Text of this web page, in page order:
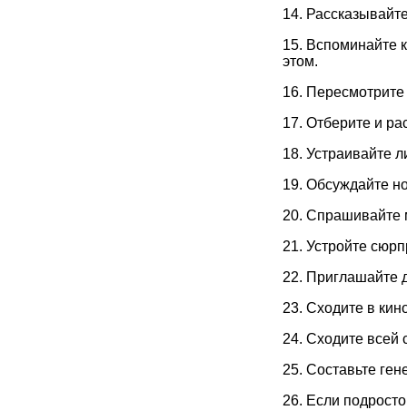
14.
15. Вспоминайте
этом.
16.
17. Отберите и
18. Устраивайте
19. Обсуждайте
20. Спрашивайте
21. Устройте
22. Приглашайте
23. Сходите в
24. Сходите всей
25. Составьте
26. Если